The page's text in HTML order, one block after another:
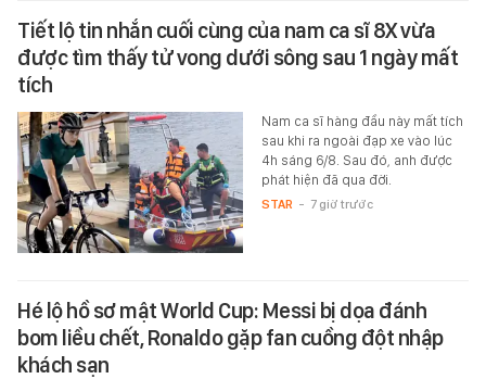
Tiết lộ tin nhắn cuối cùng của nam ca sĩ 8X vừa
được tìm thấy tử vong dưới sông sau 1 ngày mất
tích
Nam ca sĩ hàng đầu này mất tích
sau khi ra ngoài đạp xe vào lúc
4h sáng 6/8. Sau đó, anh được
phát hiện đã qua đời.
STAR - 7 giờ trước
Hé lộ hồ sơ mật World Cup: Messi bị dọa đánh
bom liều chết, Ronaldo gặp fan cuồng đột nhập
khách sạn